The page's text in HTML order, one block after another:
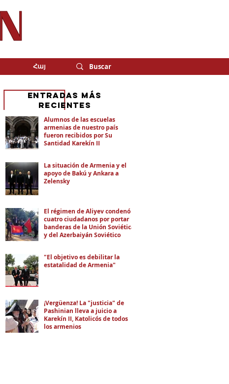
Հայ
Alumnos de las escuelas
armenias de nuestro país
fueron recibidos por Su
Santidad Karekín II
La situación de Armenia y el
apoyo de Bakú y Ankara a
Zelensky
El régimen de Aliyev condenó a
cuatro ciudadanos por portar
banderas de la Unión Soviética
y del Azerbaiyán Soviético
"El objetivo es debilitar la
estatalidad de Armenia"
¡Vergüenza! La "justicia" de
Pashinian lleva a juicio a
Karekín II, Katolicós de todos
los armenios
eNTRADAS MÁS
RECIENTES